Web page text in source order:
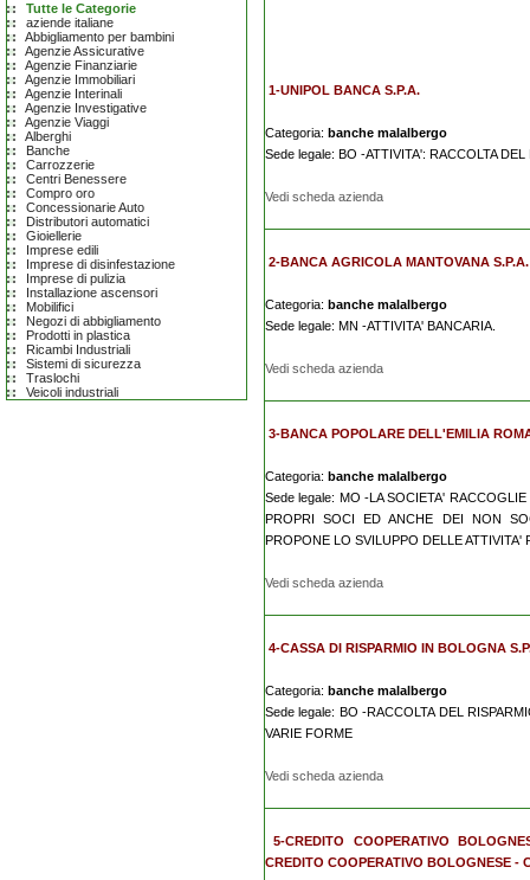
Tutte le Categorie
aziende italiane
Abbigliamento per bambini
Agenzie Assicurative
Agenzie Finanziarie
Agenzie Immobiliari
Agenzie Interinali
Agenzie Investigative
Agenzie Viaggi
Alberghi
Banche
Carrozzerie
Centri Benessere
Compro oro
Concessionarie Auto
Distributori automatici
Gioiellerie
Imprese edili
Imprese di disinfestazione
Imprese di pulizia
Installazione ascensori
Mobilifici
Negozi di abbigliamento
Prodotti in plastica
Ricambi Industriali
Sistemi di sicurezza
Traslochi
Veicoli industriali
1-UNIPOL BANCA S.P.A.
Categoria: banche malalbergo
Sede legale: BO -ATTIVITA': RACCOLTA
Vedi scheda azienda
2-BANCA AGRICOLA MANTOVANA
Categoria: banche malalbergo
Sede legale: MN -ATTIVITA' BANCARIA.
Vedi scheda azienda
3-BANCA POPOLARE DELL'EMILIA
Categoria: banche malalbergo
Sede legale: MO -LA SOCIETA'
PROPRI SOCI ED ANCHE DEI NON
PROPONE LO SVILUPPO DELLE
Vedi scheda azienda
4-CASSA DI RISPARMIO IN BOLOGNA
Categoria: banche malalbergo
Sede legale: BO -RACCOLTA DEL
VARIE FORME
Vedi scheda azienda
5-CREDITO COOPERATIVO
CREDITO COOPERATIVO BOLOGNESE -